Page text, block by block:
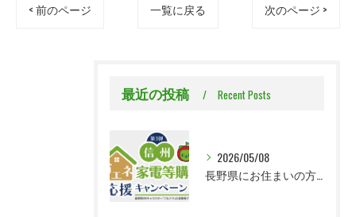
< 前のページ 一覧に戻る 次のページ >
最近の投稿 Recent Posts
2026/05/08